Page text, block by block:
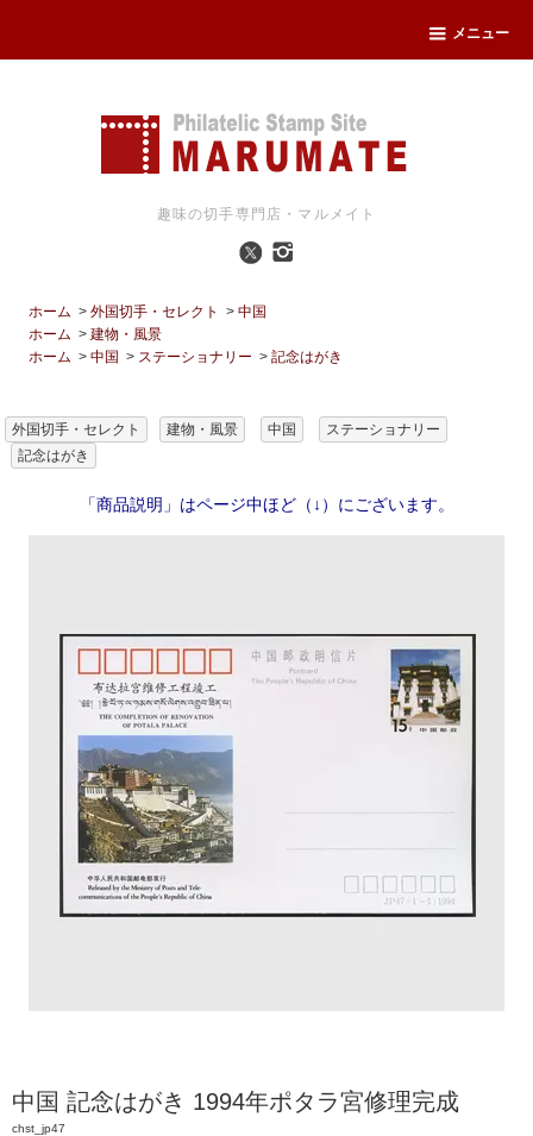
メニュー
趣味の切手専門店・マルメイト
ホーム >外国切手・セレクト >中国
ホーム >建物・風景
ホーム >中国 > ステーショナリー >記念はがき
外国切手・セレクト 建物・風景 中国
ステーショナリー
記念はがき
「商品説明」はページ中ほど（↓）にございます。
中国 記念はがき 1994年ポタラ宮修理完成
chst_jp47